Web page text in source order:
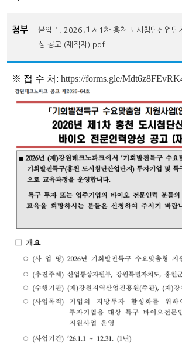
첨부
붙임 1. 2026년 제1차 홍천 도시첨단산업단
성 공고 (재직자).pdf
※ 접 수 처: https://forms.gle/